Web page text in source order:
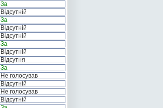
За
Відсутній
За
Відсутній
Відсутній
За
Відсутній
Відсутня
За
Не голосував
Відсутній
Не голосував
Відсутній